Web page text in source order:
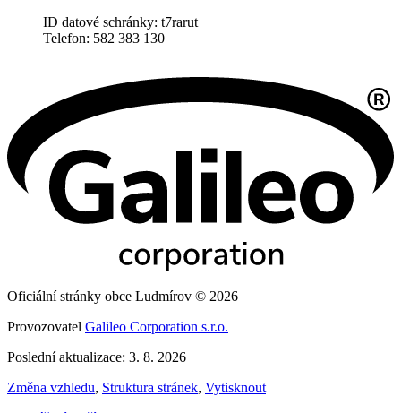
ID datové schránky: t7rarut
Telefon: 582 383 130
Oficiální stránky obce Ludmírov © 2026
Provozovatel Galileo Corporation s.r.o.
Poslední aktualizace: 3. 8. 2026
Změna vzhledu, Struktura stránek, Vytisknout